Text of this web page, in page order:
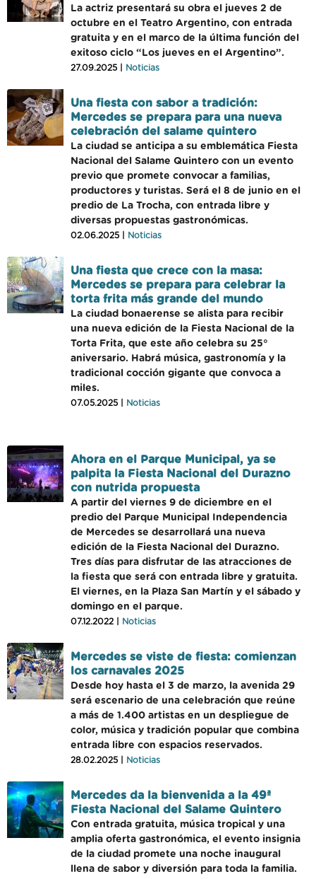
La actriz presentará su obra el jueves 2 de
octubre en el Teatro Argentino, con entrada
gratuita y en el marco de la última función del
exitoso ciclo “Los jueves en el Argentino”.
27.09.2025 | Noticias
Una fiesta con sabor a tradición:
Mercedes se prepara para una nueva
celebración del salame quintero
La ciudad se anticipa a su emblemática Fiesta
Nacional del Salame Quintero con un evento
previo que promete convocar a familias,
productores y turistas. Será el 8 de junio en el
predio de La Trocha, con entrada libre y
diversas propuestas gastronómicas.
02.06.2025 | Noticias
Una fiesta que crece con la masa:
Mercedes se prepara para celebrar la
torta frita más grande del mundo
La ciudad bonaerense se alista para recibir
una nueva edición de la Fiesta Nacional de la
Torta Frita, que este año celebra su 25°
aniversario. Habrá música, gastronomía y la
tradicional cocción gigante que convoca a
miles.
07.05.2025 | Noticias
Ahora en el Parque Municipal, ya se
palpita la Fiesta Nacional del Durazno
con nutrida propuesta
A partir del viernes 9 de diciembre en el
predio del Parque Municipal Independencia
de Mercedes se desarrollará una nueva
edición de la Fiesta Nacional del Durazno.
Tres días para disfrutar de las atracciones de
la fiesta que será con entrada libre y gratuita.
El viernes, en la Plaza San Martín y el sábado y
domingo en el parque.
07.12.2022 | Noticias
Mercedes se viste de fiesta: comienzan
los carnavales 2025
Desde hoy hasta el 3 de marzo, la avenida 29
será escenario de una celebración que reúne
a más de 1.400 artistas en un despliegue de
color, música y tradición popular que combina
entrada libre con espacios reservados.
28.02.2025 | Noticias
Mercedes da la bienvenida a la 49ª
Fiesta Nacional del Salame Quintero
Con entrada gratuita, música tropical y una
amplia oferta gastronómica, el evento insignia
de la ciudad promete una noche inaugural
llena de sabor y diversión para toda la familia.